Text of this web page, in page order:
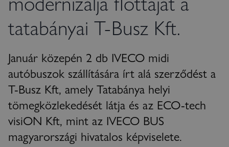
tatabányai T-Busz Kft.
Január közepén 2 db IVECO midi
autóbuszok szállítására írt alá szerződést a
T-Busz Kft, amely Tatabánya helyi
tömegközlekedését látja és az ECO-tech
visiON Kft, mint az IVECO BUS
magyarországi hivatalos képviselete.